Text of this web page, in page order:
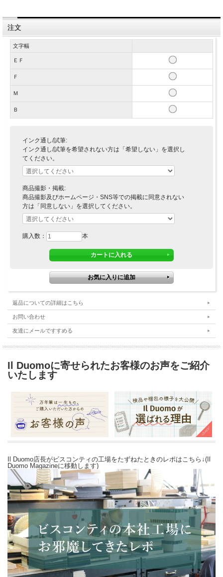
注文
文字幅
ＥＦ
Ｆ
Ｍ
Ｂ
インク通し/試筆:
インク通し/試筆を希望されない方は「希望しない」を選択し
てください。
商品撮影・掲載:
商品撮影及びホームページ・SNS等での掲載に同意されない
方は「同意しない」を選択してください。
購入数： 本
返品についての詳細はこちら
お問い合わせ
友達にメールですすめる
Il Duomoに寄せられたお客様のお声をご紹介
いたします
Il Duomo店長がビスコンティの工場をたずねたときのレポはこちら↓(Il
Duomo Magazineに移動します)